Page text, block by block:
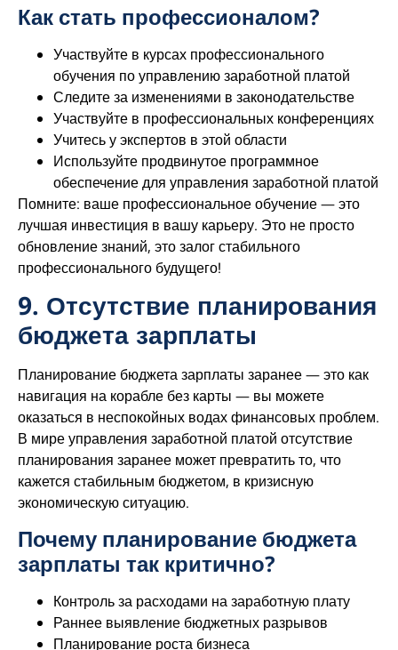
Как стать профессионалом?
Участвуйте в курсах профессионального
обучения по управлению заработной платой
Следите за изменениями в законодательстве
Участвуйте в профессиональных конференциях
Учитесь у экспертов в этой области
Используйте продвинутое программное
обеспечение для управления заработной платой
Помните: ваше профессиональное обучение — это
лучшая инвестиция в вашу карьеру. Это не просто
обновление знаний, это залог стабильного
профессионального будущего!
9. Отсутствие планирования
бюджета зарплаты
Планирование бюджета зарплаты заранее — это как
навигация на корабле без карты — вы можете
оказаться в неспокойных водах финансовых проблем.
В мире управления заработной платой отсутствие
планирования заранее может превратить то, что
кажется стабильным бюджетом, в кризисную
экономическую ситуацию.
Почему​ планирование бюджета
зарплаты так критично?
Контроль за расходами на заработную плату
Раннее выявление бюджетных разрывов
Планирование роста бизнеса